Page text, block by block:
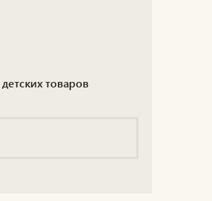
товаров